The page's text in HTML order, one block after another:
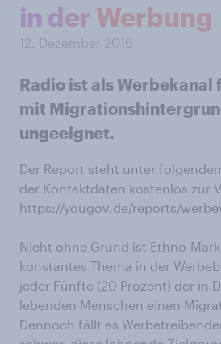
in der Werbung
12. Dezember 2016
Radio ist als Werbekanal
mit
ungeeignet.
Der Report steht unter
der Kontaktdaten kostenlos zur
https://yougov.de/reports/
Nicht ohne Grund ist Ethno-
konstantes Thema in der
jeder Fünfte (20 Prozent) der in
lebenden Menschen einen
Dennoch fällt es